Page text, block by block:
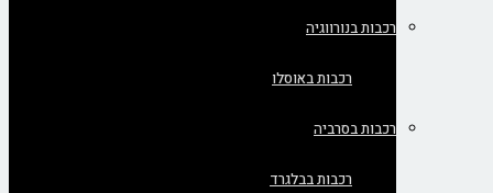
רכבות בנורווגיה
רכבות באוסלו
רכבות בסרביה
רכבות בבלגרד